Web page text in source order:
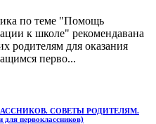
по теме "Помощь
к школе" рекомендавана
родителям для оказания
перво...
СОВЕТЫ РОДИТЕЛЯМ.
для первоклассников)